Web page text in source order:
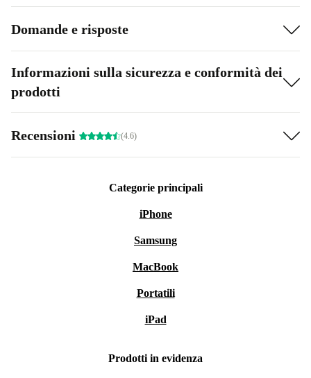
Domande e risposte
Informazioni sulla sicurezza e conformità dei
prodotti
Recensioni (4.6)
Categorie principali
iPhone
Samsung
MacBook
Portatili
iPad
Prodotti in evidenza